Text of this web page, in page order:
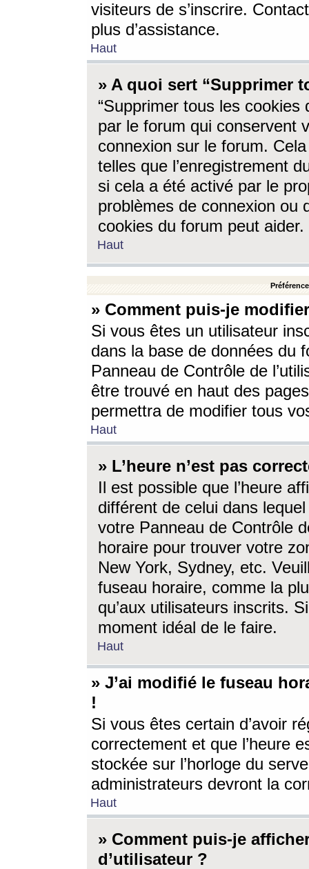
visiteurs de s’inscrire.
plus d’assistance.
Haut
» A quoi sert “Supprimer
“Supprimer tous les cookies
par le forum qui conservent
connexion sur le forum.
telles que l’enregistrement
si cela a été activé par le
problèmes de connexion ou
cookies du forum peut aider.
Haut
» Comment puis-je
Si vous êtes un utilisateur
dans la base de données du
Panneau de Contrôle de
être trouvé en haut des
permettra de modifier tous
Haut
» L’heure n’est pas
Il est possible que l’heure
différent de celui dans
votre Panneau de Contrôle
horaire pour trouver votre
New York, Sydney, etc.
fuseau horaire, comme la
qu’aux utilisateurs inscrits.
moment idéal de le faire.
Haut
» J’ai modifié le fuseau
!
Si vous êtes certain d’avoir
correctement et que l’heure
stockée sur l’horloge du
administrateurs devront la
Haut
» Comment puis-je
d’utilisateur ?